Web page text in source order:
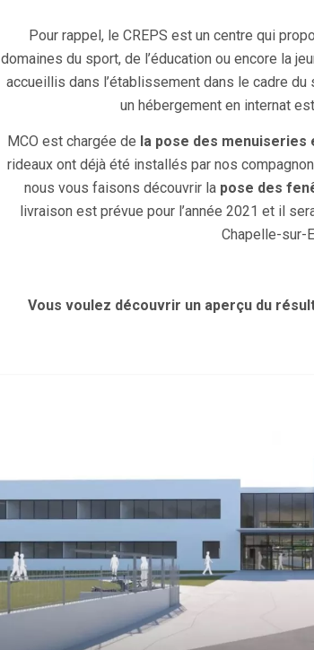
Pour rappel, le CREPS est un centre qui
domaines du sport, de l’éducation ou encore la
accueillis dans l’établissement dans le cadre
un hébergement en internat
MCO est chargée de la pose des
rideaux ont déjà été installés par nos
nous vous faisons découvrir la pose des
livraison est prévue pour l’année 2021 et il
Chapelle-sur-
Vous voulez découvrir un aperçu du